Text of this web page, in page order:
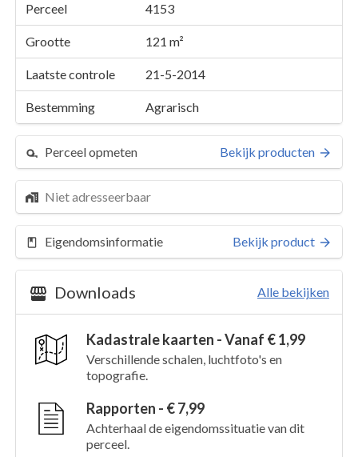
Perceel 4153
Grootte 121 m²
Laatste controle 21-5-2014
Bestemming Agrarisch
Perceel opmeten Bekijk producten
Niet adresseerbaar
Eigendomsinformatie Bekijk product
Downloads Alle bekijken
Kadastrale kaarten - Vanaf € 1,99
Verschillende schalen, luchtfoto's en
topografie.
Rapporten - € 7,99
Achterhaal de eigendomssituatie van dit
perceel.
Perceel 4153
Kaarten en rapporten